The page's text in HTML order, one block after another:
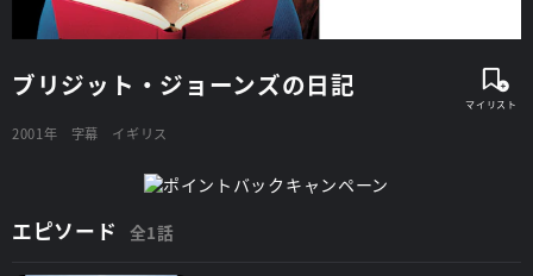
ブリジット・ジョーンズの日記
2001年 字幕 イギリス
エピソード 全1話